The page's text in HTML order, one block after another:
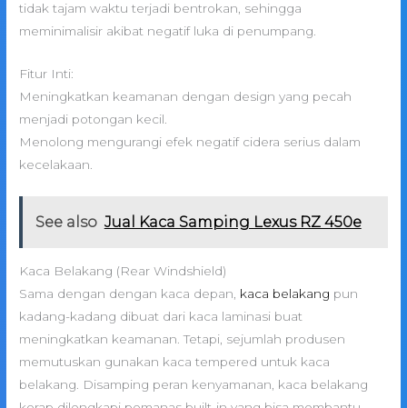
tidak tajam waktu terjadi bentrokan, sehingga
meminimalisir akibat negatif luka di penumpang.
Fitur Inti:
Meningkatkan keamanan dengan design yang pecah
menjadi potongan kecil.
Menolong mengurangi efek negatif cidera serius dalam
kecelakaan.
See also Jual Kaca Samping Lexus RZ 450e
Kaca Belakang (Rear Windshield)
Sama dengan dengan kaca depan, kaca belakang pun
kadang-kadang dibuat dari kaca laminasi buat
meningkatkan keamanan. Tetapi, sejumlah produsen
memutuskan gunakan kaca tempered untuk kaca
belakang. Disamping peran kenyamanan, kaca belakang